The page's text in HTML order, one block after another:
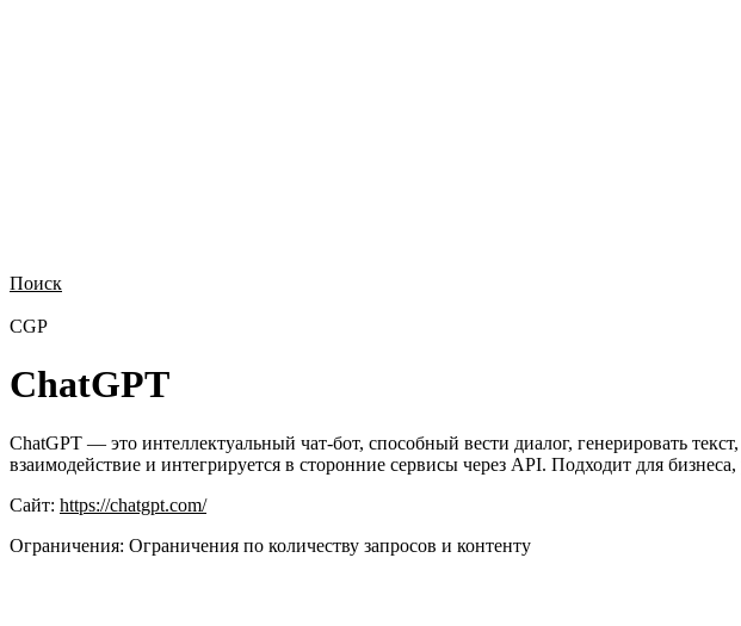
Поиск
CGP
ChatGPT
ChatGPT — это интеллектуальный чат-бот, способный вести диалог, генерировать
взаимодействие и интегрируется в сторонние сервисы через API. Подходит для
Сайт: https://chatgpt.com/
Ограничения: Ограничения по количеству запросов и контенту